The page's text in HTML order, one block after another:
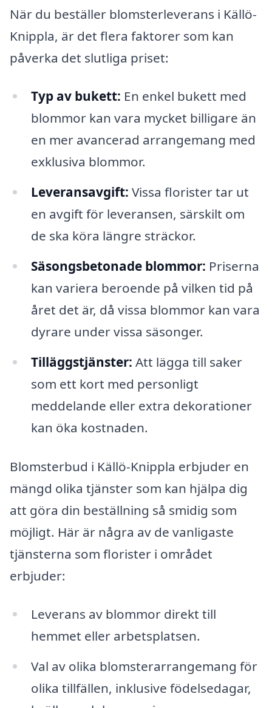
När du beställer blomsterleverans i Källö-
Knippla, är det flera faktorer som kan
påverka det slutliga priset:
Typ av bukett: En enkel bukett med
blommor kan vara mycket billigare än
en mer avancerad arrangemang med
exklusiva blommor.
Leveransavgift: Vissa florister tar ut
en avgift för leveransen, särskilt om
de ska köra längre sträckor.
Säsongsbetonade blommor: Priserna
kan variera beroende på vilken tid på
året det är, då vissa blommor kan vara
dyrare under vissa säsonger.
Tilläggstjänster: Att lägga till saker
som ett kort med personligt
meddelande eller extra dekorationer
kan öka kostnaden.
Blomsterbud i Källö-Knippla erbjuder en
mängd olika tjänster som kan hjälpa dig
att göra din beställning så smidig som
möjligt. Här är några av de vanligaste
tjänsterna som florister i området
erbjuder:
Leverans av blommor direkt till
hemmet eller arbetsplatsen.
Val av olika blomsterarrangemang för
olika tillfällen, inklusive födelsedagar,